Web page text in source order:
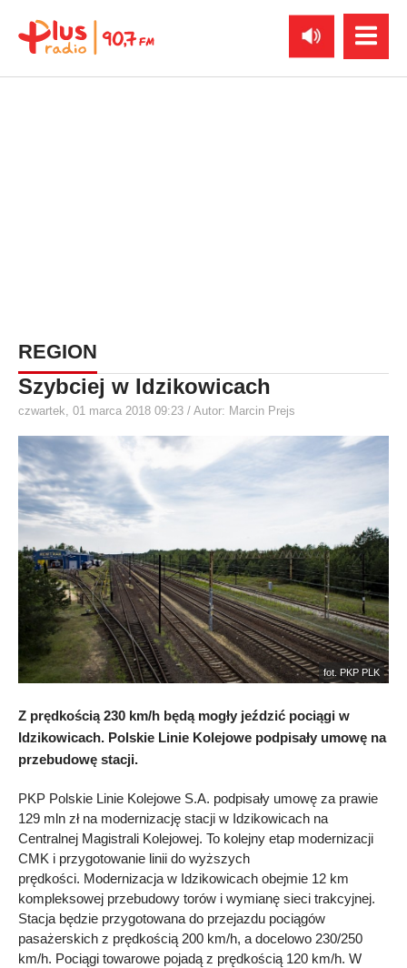
REGION
Szybciej w Idzikowicach
czwartek, 01 marca 2018 09:23 / Autor: Marcin Prejs
fot. PKP PLK
Z prędkością 230 km/h będą mogły jeździć pociągi w
Idzikowicach. Polskie Linie Kolejowe podpisały umowę na
przebudowę stacji.
PKP Polskie Linie Kolejowe S.A. podpisały umowę za prawie
129 mln zł na modernizację stacji w Idzikowicach na
Centralnej Magistrali Kolejowej. To kolejny etap modernizacji
CMK i przygotowanie linii do wyższych
prędkości. Modernizacja w Idzikowicach obejmie 12 km
kompleksowej przebudowy torów i wymianę sieci trakcyjnej.
Stacja będzie przygotowana do przejazdu pociągów
pasażerskich z prędkością 200 km/h, a docelowo 230/250
km/h. Pociągi towarowe pojadą z prędkością 120 km/h. W